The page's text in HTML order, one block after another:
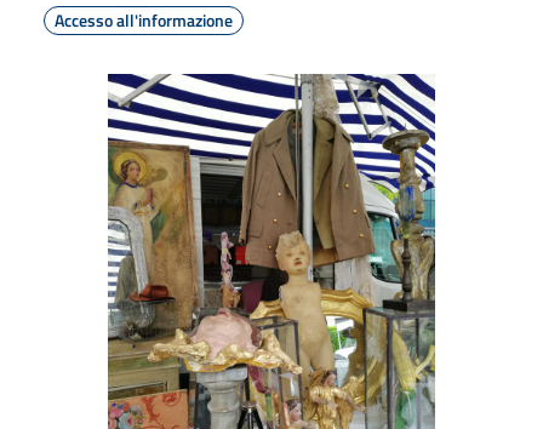
Accesso all'informazione